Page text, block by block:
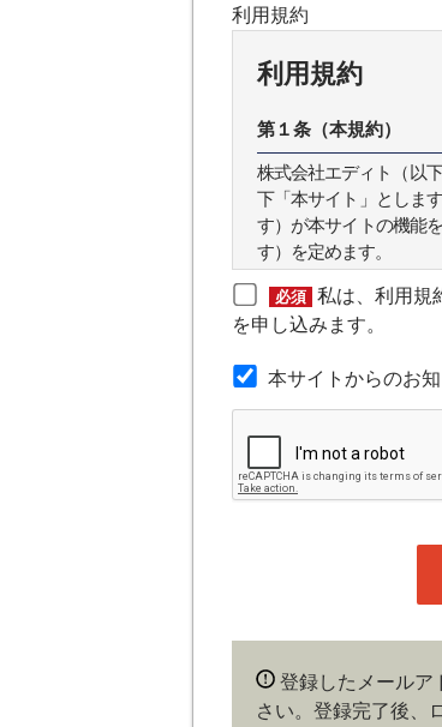
利用規約
利用規約
第１条（本規約）
株式会社エディト（以
下「本サイト」としま
す）が本サイトの機能
す）を定めます。
第２条（本規約の範囲
第３条（会員）
本サイトの会員は、機
の他金融ビジネスに携
れかに該当しているこ
ある場合や本規約に違
第４条（ユーザー名
ユーザー名およびパス
会員は、ユーザー名お
必須 私は、利用規
を申し込みます。
本サイトからのお
登録したメールア
さい。登録完了後、